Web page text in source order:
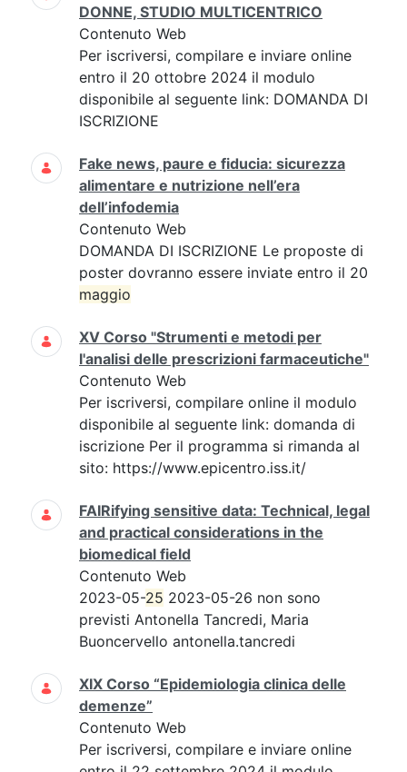
DONNE, STUDIO MULTICENTRICO
Contenuto Web
Per iscriversi, compilare e inviare online
entro il 20 ottobre 2024 il modulo
disponibile al seguente link: DOMANDA DI
ISCRIZIONE
Fake news, paure e fiducia: sicurezza
alimentare e nutrizione nell’era
dell’infodemia
Contenuto Web
DOMANDA DI ISCRIZIONE Le proposte di
poster dovranno essere inviate entro il 20
maggio
XV Corso "Strumenti e metodi per
l'analisi delle prescrizioni farmaceutiche"
Contenuto Web
Per iscriversi, compilare online il modulo
disponibile al seguente link: domanda di
iscrizione Per il programma si rimanda al
sito: https://www.epicentro.iss.it/
FAIRifying sensitive data: Technical, legal
and practical considerations in the
biomedical field
Contenuto Web
2023-05-25 2023-05-26 non sono
previsti Antonella Tancredi, Maria
Buoncervello antonella.tancredi
XIX Corso “Epidemiologia clinica delle
demenze”
Contenuto Web
Per iscriversi, compilare e inviare online